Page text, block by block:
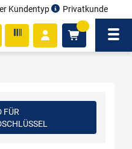
Kundentyp Privatkunde
FÜR